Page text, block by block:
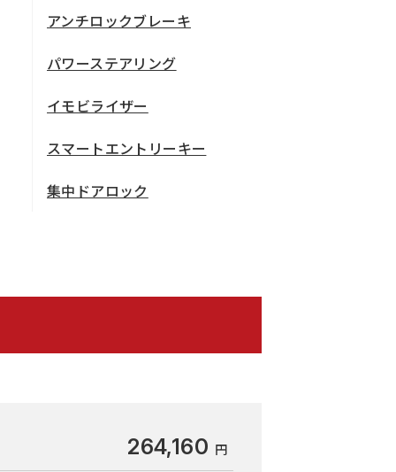
アンチロックブレーキ
パワーステアリング
イモビライザー
スマートエントリーキー
集中ドアロック
264,160